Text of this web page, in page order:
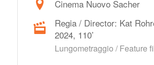
Cinema Nuovo Sacher
Regia / Director: Kat
2024, 110’
Lungometraggio / Feature